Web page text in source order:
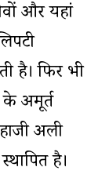
और यहां
है। फिर भी
अमूर्त
अली
है।